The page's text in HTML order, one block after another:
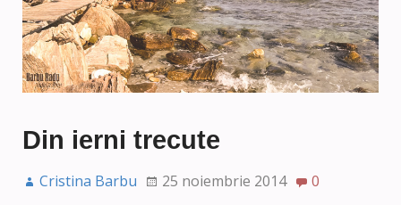
Din ierni trecute
Cristina Barbu 25 noiembrie 2014
0